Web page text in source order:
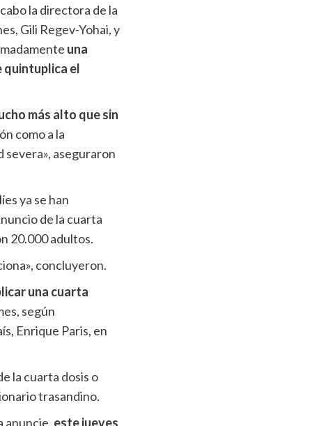
la directora de la
Gili Regev-Yohai, y
una
quintuplica el
más alto que sin
como a la
severa», aseguraron
ya se han
de la cuarta
20.000 adultos.
concluyeron.
una cuarta
según
Enrique Paris, en
la cuarta dosis o
trasandino.
anuncie, este jueves